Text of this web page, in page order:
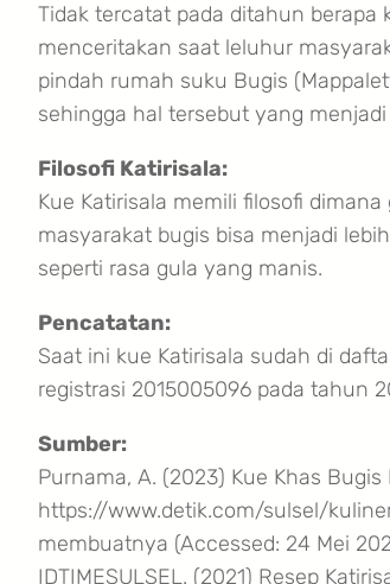
Tidak tercatat pada ditahun berapa
menceritakan saat leluhur
pindah rumah suku Bugis
sehingga hal tersebut yang
Filosofi Katirisala:
Kue Katirisala memili filosofi
masyarakat bugis bisa menjadi
seperti rasa gula yang manis.
Pencatatan:
Saat ini kue Katirisala sudah di
registrasi 2015005096 pada tahun
Sumber:
Purnama, A. (2023) Kue Khas
https://www.detik.com/sulsel/
membuatnya (Accessed: 24 Mei
IDTIMESULSEL. (2021) Resep